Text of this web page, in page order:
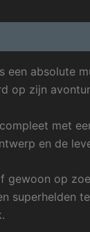
een absolute
op zijn
met
en de
op
superhelden